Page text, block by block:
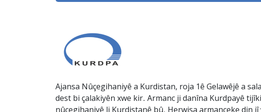
Ajansa Nûçegihaniyê a Kurdistan, roja 1ê Gelawêjê a
dest bi çalakiyên xwe kir. Armanc ji danîna Kurdpayê